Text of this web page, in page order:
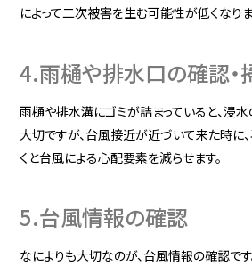
によって二次被害を生む可能性が低くなりま
4.雨樋や排水口の確認・
雨樋や排水溝にゴミが詰まっていると、浸
大切ですが、台風接近が近づいて来た時に
くと台風による心配要素を減らせます。
5.台風情報の確認
なによりも大切なのが、台風情報の確認で